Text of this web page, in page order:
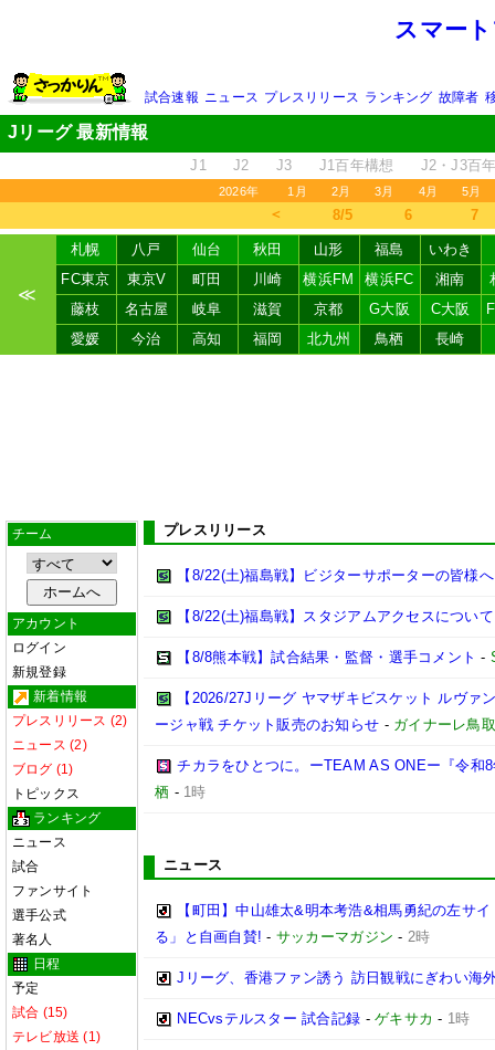
スマー
試合速報 ニュース プレスリリース ランキング 故障者
Jリーグ 最新情報
J1 J2 J3 J1百年構想 J2・J3百
2026年 1月 2月 3月 4月 5月
＜ 8/5 6 7
≪
札幌 八戸 仙台 秋田 山形 福島
いわき
FC東京
東京V 町田 川崎 横浜FM 横浜FC 湘南
藤枝
名古屋 岐阜 滋賀 京都 G大阪 C大阪
愛媛
今治 高知 福岡 北九州 鳥栖 長崎
チーム
アカウント
ログイン
新規登録
新着情報
プレスリリース (2)
ニュース (2)
ブログ (1)
トピックス
ランキング
ニュース
試合
ファンサイト
選手公式
著名人
日程
予定
試合 (15)
テレビ放送 (1)
プレスリリース
【8/22(土)福島戦】ビジターサポーターの皆様へ
【8/22(土)福島戦】スタジアムアクセスについて
【8/8熊本戦】試合結果・監督・選手コメント -
【2026/27Jリーグ ヤマザキビスケット ルヴ
ージャ戦 チケット販売のお知らせ - ガイナーレ鳥取
チカラをひとつに。ーTEAM AS ONEー『令和
栖 - 1時
ニュース
【町田】中山雄太&明本考浩&相馬勇紀の左サ
る」と自画自賛! - サッカーマガジン - 2時
Jリーグ、香港ファン誘う 訪日観戦にぎわい海
NECvsテルスター 試合記録 -ゲキサカ - 1時